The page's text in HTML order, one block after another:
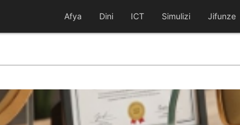
Afya Dini ICT Simulizi Jifunze